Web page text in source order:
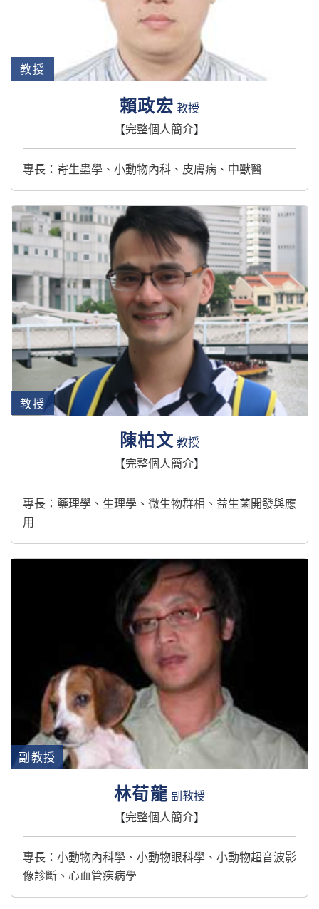
教授
賴政宏 教授
【完整個人簡介】
專長：寄生蟲學、小動物內科、皮膚病、中獸醫
教授
陳柏文 教授
【完整個人簡介】
專長：藥理學、生理學、微生物群相、益生菌開發與應
用
副教授
林荀龍 副教授
【完整個人簡介】
專長：小動物內科學、小動物眼科學、小動物超音波影
像診斷、心血管疾病學